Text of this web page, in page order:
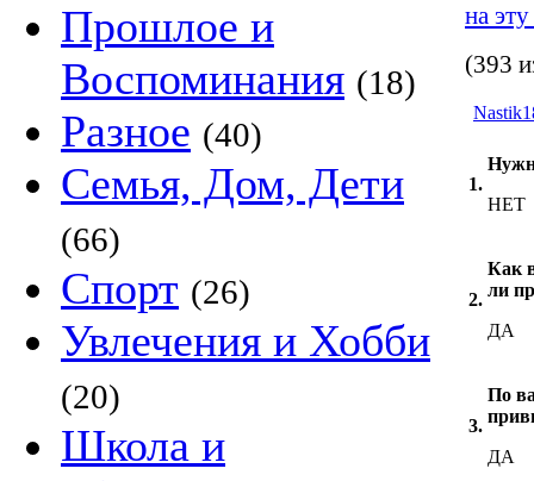
Прошлое и
Воспоминания (18)
Разное (40)
Семья, Дом, Дети
(66)
Спорт (26)
Увлечения и Хобби
(20)
Школа и
на
(393
1.
НЕТ
2.
Как
ли
ДА
3.
По
ДА